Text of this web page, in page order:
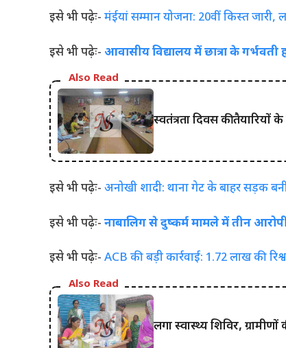
इसे भी पढ़ेः- मंईयां सम्मान योजना: 20वीं किस्त
इसे भी पढ़ेः- आवासीय विद्यालय में छात्रा के
Also Read
स्वतंत्रता दिवस की तैयारियों
इसे भी पढ़ेः- अनोखी शादी: थाना गेट के बाहर सड़क बनी
इसे भी पढ़ेः- नाबालिग से दुष्कर्म मामले में तीन
इसे भी पढ़ेः- ACB की बड़ी कार्रवाई: 1.72 लाख की
Also Read
लगा स्वास्थ्य शिविर,